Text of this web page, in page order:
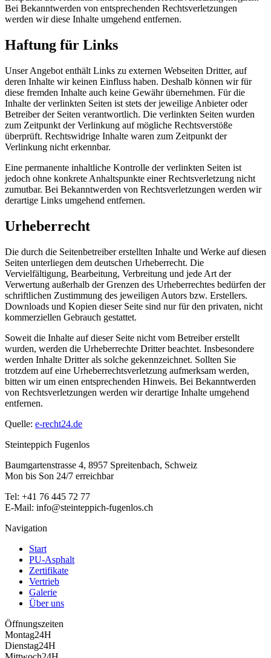
Bei Bekanntwerden von entsprechenden Rechtsverletzungen
werden wir diese Inhalte umgehend entfernen.
Haftung für Links
Unser Angebot enthält Links zu externen Webseiten Dritter, auf
deren Inhalte wir keinen Einfluss haben. Deshalb können wir für
diese fremden Inhalte auch keine Gewähr übernehmen. Für die
Inhalte der verlinkten Seiten ist stets der jeweilige Anbieter oder
Betreiber der Seiten verantwortlich. Die verlinkten Seiten wurden
zum Zeitpunkt der Verlinkung auf mögliche Rechtsverstöße
überprüft. Rechtswidrige Inhalte waren zum Zeitpunkt der
Verlinkung nicht erkennbar.
Eine permanente inhaltliche Kontrolle der verlinkten Seiten ist
jedoch ohne konkrete Anhaltspunkte einer Rechtsverletzung nicht
zumutbar. Bei Bekanntwerden von Rechtsverletzungen werden wir
derartige Links umgehend entfernen.
Urheberrecht
Die durch die Seitenbetreiber erstellten Inhalte und Werke auf diesen
Seiten unterliegen dem deutschen Urheberrecht. Die
Vervielfältigung, Bearbeitung, Verbreitung und jede Art der
Verwertung außerhalb der Grenzen des Urheberrechtes bedürfen der
schriftlichen Zustimmung des jeweiligen Autors bzw. Erstellers.
Downloads und Kopien dieser Seite sind nur für den privaten, nicht
kommerziellen Gebrauch gestattet.
Soweit die Inhalte auf dieser Seite nicht vom Betreiber erstellt
wurden, werden die Urheberrechte Dritter beachtet. Insbesondere
werden Inhalte Dritter als solche gekennzeichnet. Sollten Sie
trotzdem auf eine Urheberrechtsverletzung aufmerksam werden,
bitten wir um einen entsprechenden Hinweis. Bei Bekanntwerden
von Rechtsverletzungen werden wir derartige Inhalte umgehend
entfernen.
Quelle: e-recht24.de
Steinteppich Fugenlos
Baumgartenstrasse 4, 8957 Spreitenbach, Schweiz
Mon bis Son 24/7 erreichbar
Tel: +41 76 445 72 77
E-Mail: info@steinteppich-fugenlos.ch
Navigation
Start
PU-Asphalt
Zertifikate
Vertrieb
Galerie
Über uns
Öffnungszeiten
Montag24H
Dienstag24H